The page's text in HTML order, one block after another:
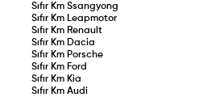
Sıfır Km Ssangyong
Sıfır Km Leapmotor
Sıfır Km Renault
Sıfır Km Dacia
Sıfır Km Porsche
Sıfır Km Ford
Sıfır Km Kia
Sıfır Km Audi